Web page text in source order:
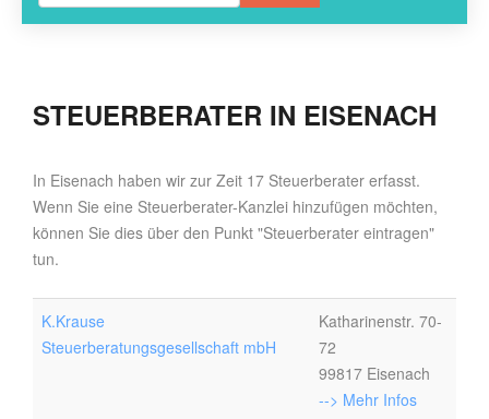
STEUERBERATER IN EISENACH
In Eisenach haben wir zur Zeit 17 Steuerberater erfasst.
Wenn Sie eine Steuerberater-Kanzlei hinzufügen möchten,
können Sie dies über den Punkt "Steuerberater eintragen"
tun.
K.Krause
Steuerberatungsgesellschaft mbH
Katharinenstr. 70-
72
99817 Eisenach
--> Mehr Infos